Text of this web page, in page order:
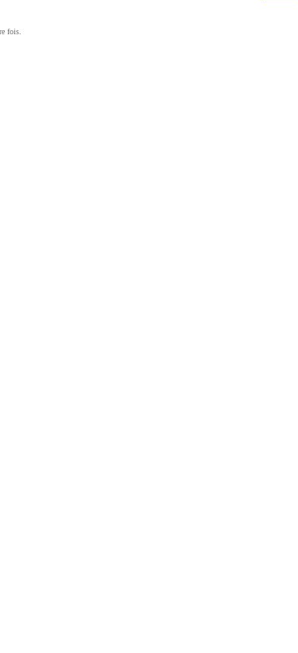
fois.